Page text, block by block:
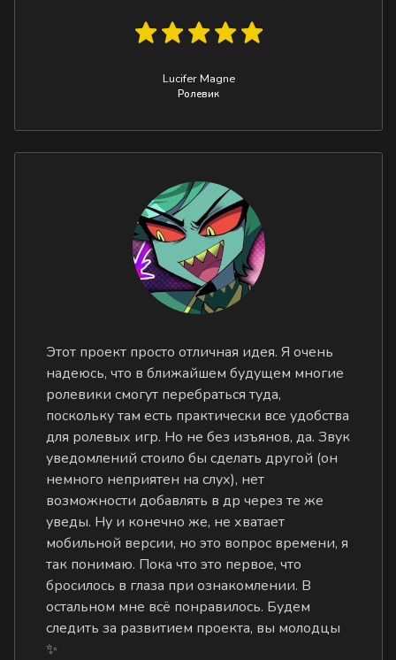
Lucifer Magne
Ролевик
Этот проект просто отличная идея. Я очень
надеюсь, что в ближайшем будущем многие
ролевики смогут перебраться туда,
поскольку там есть практически все удобства
для ролевых игр. Но не без изъянов, да. Звук
уведомлений стоило бы сделать другой (он
немного неприятен на слух), нет
возможности добавлять в др через те же
уведы. Ну и конечно же, не хватает
мобильной версии, но это вопрос времени, я
так понимаю. Пока что это первое, что
бросилось в глаза при ознакомлении. В
остальном мне всё понравилось. Будем
следить за развитием проекта, вы молодцы
✨